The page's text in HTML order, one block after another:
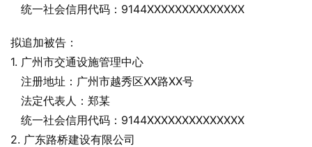
   统一社会信用代码：9144XXXXXXXXXXXXXX
拟追加被告：
1. 广州市交通设施管理中心
   注册地址：广州市越秀区XX路XX号
   法定代表人：郑某
   统一社会信用代码：9144XXXXXXXXXXXXXX
2. 广东路桥建设有限公司